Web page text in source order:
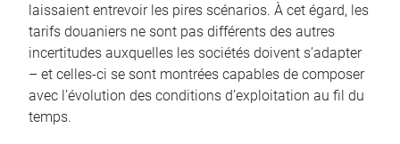
laissaient entrevoir les pires scénarios. À cet égard, les
tarifs douaniers ne sont pas différents des autres
incertitudes auxquelles les sociétés doivent s’adapter
– et celles-ci se sont montrées capables de composer
avec l’évolution des conditions d’exploitation au fil du
temps.